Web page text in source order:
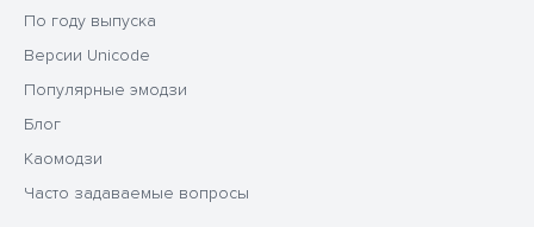
По году выпуска
Версии Unicode
Популярные эмодзи
Блог
Каомодзи
Часто задаваемые вопросы